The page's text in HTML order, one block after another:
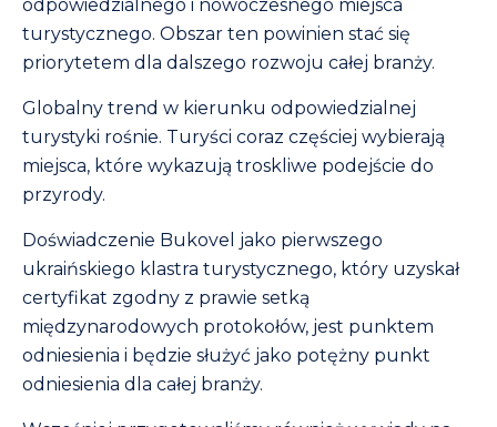
odpowiedzialnego i nowoczesnego miejsca
turystycznego. Obszar ten powinien stać się
priorytetem dla dalszego rozwoju całej branży.
Globalny trend w kierunku odpowiedzialnej
turystyki rośnie. Turyści coraz częściej wybierają
miejsca, które wykazują troskliwe podejście do
przyrody.
Doświadczenie Bukovel jako pierwszego
ukraińskiego klastra turystycznego, który uzyskał
certyfikat zgodny z prawie setką
międzynarodowych protokołów, jest punktem
odniesienia i będzie służyć jako potężny punkt
odniesienia dla całej branży.